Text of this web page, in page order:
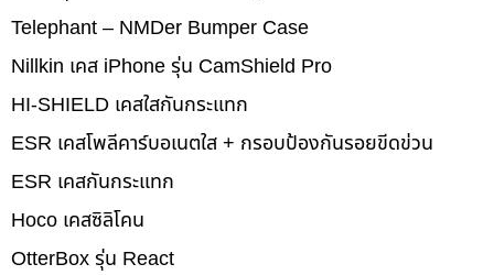
Telephant – NMDer Bumper Case
Nillkin เคส iPhone รุ่น CamShield Pro
HI-SHIELD เคสใสกันกระแทก
ESR เคสโพลีคาร์บอเนตใส + กรอบป้องกันรอยขีดข่วน
ESR เคสกันกระแทก
Hoco เคสซิลิโคน
OtterBox รุ่น React